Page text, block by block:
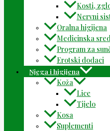
Kosti,
Nervni
Oralna higijena
Medicinska
Program za
Erotski dodaci
Njega i higijena
Koža
Lice
Tijelo
Kosa
Suplementi